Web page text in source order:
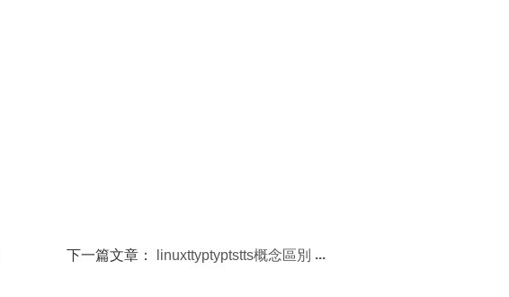
下一篇文章： linuxttyptyptstts概念區別